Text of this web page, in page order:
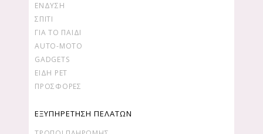
ΕΝΔΥΣΗ
ΣΠΙΤΙ
ΓΙΑ ΤΟ ΠΑΙΔΙ
AUTO-MOTO
GADGETS
ΕΙΔΗ PET
ΠΡΟΣΦΟΡΕΣ
ΕΞΥΠΗΡΕΤΗΣΗ ΠΕΛΑΤΩΝ